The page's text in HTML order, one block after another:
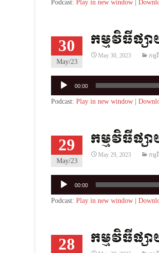
Podcast: Play in new window
30
May/23
កម្មវិធីផ្សា
May 30, 2023 កម្ម
Audio
Player
00:00
Podcast: Play in new window
29
May/23
កម្មវិធីផ្សា
May 29, 2023 កម្ម
Audio
Player
00:00
Podcast: Play in new window
28 កម្មវិធីផ្សា